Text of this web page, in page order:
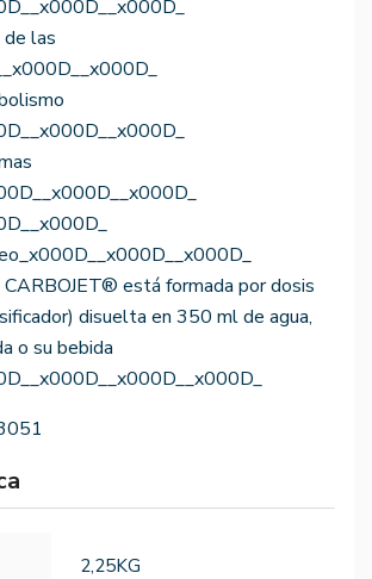
de las
CARBOJET® está formada por dosis
disuelta en 350 ml de agua,
o su bebida
2,25KG